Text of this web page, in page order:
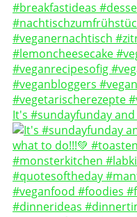
It's #sundayfunday